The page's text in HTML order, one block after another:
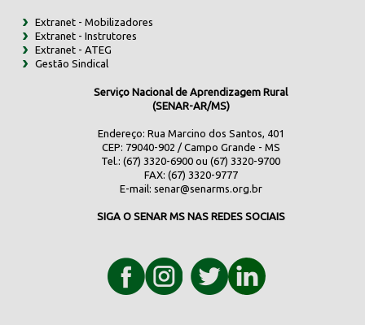
Extranet - Mobilizadores
Extranet - Instrutores
Extranet - ATEG
Gestão Sindical
Serviço Nacional de Aprendizagem Rural
(SENAR-AR/MS)
Endereço: Rua Marcino dos Santos, 401
CEP: 79040-902 / Campo Grande - MS
Tel.: (67) 3320-6900 ou (67) 3320-9700
FAX: (67) 3320-9777
E-mail: senar@senarms.org.br
SIGA O SENAR MS NAS REDES SOCIAIS